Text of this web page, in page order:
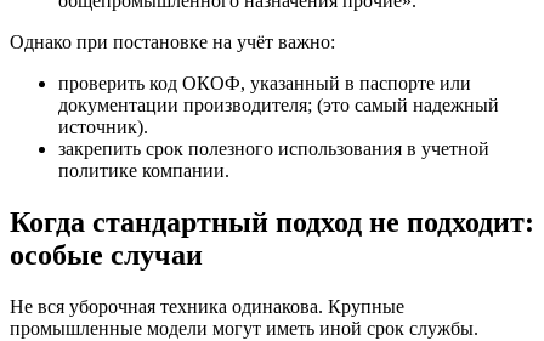
Однако при постановке на учёт важно:
проверить код ОКОФ, указанный в паспорте или
документации производителя; (это самый надежный
источник).
закрепить срок полезного использования в учетной
политике компании.
Когда стандартный подход не подходит:
особые случаи
Не вся уборочная техника одинакова. Крупные
промышленные модели могут иметь иной срок службы.